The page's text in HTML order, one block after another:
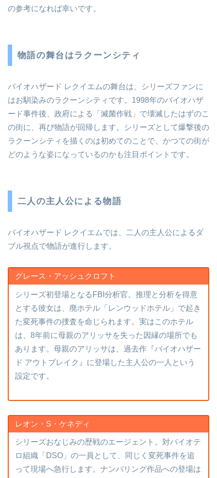
の参考になれば幸いです。
物語の舞台はラクーンシティ
バイオハザード レクイエムの舞台は、シリーズファンに
はお馴染みのラクーンシティです。1998年のバイオハザ
ード事件後、政府による「滅菌作戦」で壊滅したはずのこ
の街に、再び物語が回帰します。シリーズとして爆撃後の
ラクーンシティを描くのは初めてのことで、かつての街が
どのような姿になっているのかも注目ポイントです。
二人の主人公による物語
バイオハザード レクイエムでは、二人の主人公によるダ
ブル視点で物語が進行します。
グレース・アッシュクロフト
シリーズ初登場となるFBI分析官。推理と分析を得意
とする彼女は、廃ホテル「レンウッドホテル」で起き
た変死事件の捜査を命じられます。実はこのホテル
は、8年前に母親のアリッサを失った因縁の場所でも
あります。母親のアリッサは、過去作『バイオハザー
ド アウトブレイク』に登場した主人公の一人という
設定です。
レオン・S・ケネディ
シリーズおなじみの歴戦のエージェント。対バイオテ
ロ組織「DSO」の一員として、同じく変死事件を追
って現場へ急行します。ナンバリング作品への登場は